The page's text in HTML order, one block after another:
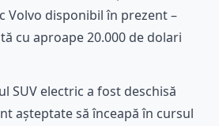
Volvo disponibil în prezent –
cu aproape 20.000 de dolari
SUV electric a fost deschisă
așteptate să înceapă în cursul